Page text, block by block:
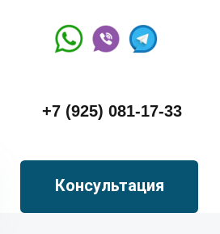
+7 (925) 081-17-33
Консультация